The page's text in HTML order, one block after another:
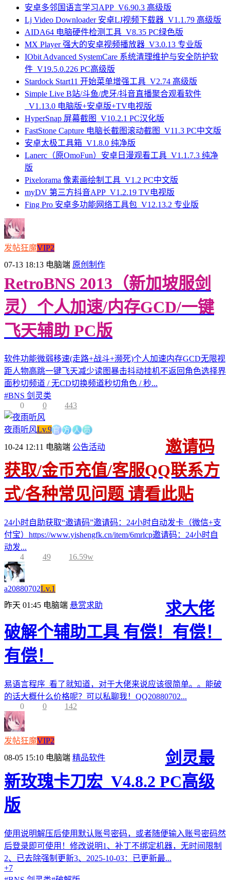
安卓多邻国语言学习APP_V6.90.3 高级版
Lj Video Downloader 安卓LJ视频下载器_V1.1.79 高级版
AIDA64 电脑硬件检测工具_V8.35 PC绿色版
MX Player 强大的安卓视频播放器_V3.0.13 专业版
IObit Advanced SystemCare 系统清理维护与安全防护软
件_V19.5.0.226 PC高级版
Stardock Start11 开始菜单增强工具_V2.74 高级版
Simple Live B站/斗鱼/虎牙/抖音直播聚合观看软件
_V1.13.0 电脑版+安卓版+TV电视版
HyperSnap 屏幕截图_V10.2.1 PC汉化版
FastStone Capture 电脑长截图滚动截图_V11.3 PC中文版
安卓太极工具箱_V1.8.0 纯净版
Lanerc（原OmoFun）安卓日漫观看工具_V1.1.7.3 纯净
版
Pixelorama 像素画绘制工具_V1.2 PC中文版
myDV 第三方抖音APP_V1.2.19 TV电视版
Fing Pro 安卓多功能网络工具包_V12.13.2 专业版
发帖狂魔VIP2
07-13 18:13 电脑端 原创制作
RetroBNS 2013（新加坡服剑
灵）个人加速/内存GCD/一键
飞天辅助 PC版
软件功能微弱移速(走路+战斗+濒死)个人加速内存GCD无限视
距人物高跳一键飞天减少读图暴击抖动挂机不返回角色选择界
面秒切频道 / 无CD切换频道秒切角色 / 秒...
#BNS 剑灵类
0
0 443
夜雨听风Lv.9官方人员
10-24 12:11 电脑端 公告活动
邀请码
获取/金币充值/客服QQ联系方
式/各种常见问题 请看此贴
24小时自助获取“邀请码”邀请码：24小时自动发卡（微信+支
付宝）https://www.yishengfk.cn/item/6mrlcp邀请码：24小时自
动发...
4
49 16.59w
a20880702Lv.1
昨天 01:45 电脑端 悬赏求助
求大佬
破解个辅助工具 有偿！有偿！
有偿！
易语言程序 看了就知道，对于大佬来说应该很简单。。能破
的话大概什么价格呢？可以私聊我！QQ20880702...
0
0 142
发帖狂魔VIP2
08-05 15:10 电脑端 精品软件
剑灵最
新玫瑰卡刀宏_V4.8.2 PC高级
版
使用说明解压后使用默认账号密码，或者随便输入账号密码然
后登录即可使用！修改说明1、补丁不绑定机器，无时间限制
2、已去除强制更新3、2025-10-03：已更新最...
+7